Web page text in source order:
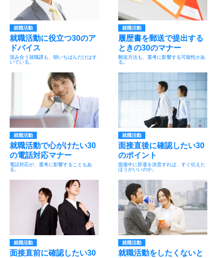
就職活動
就職活動に役立つ30のア
ドバイス
混み合う就職課も、朝いちばんだけはす
いている。
就職活動
履歴書を郵送で提出する
ときの30のマナー
郵送方法も、選考に影響する可能性があ
る。
就職活動
就職活動で心がけたい30
の電話対応マナー
電話対応が、選考に影響することもあ
る。
就職活動
面接直後に確認したい30
のポイント
面接中に辞退を決意すれば、すぐ伝えた
ほうがいいのか。
就職活動
面接直前に確認したい30
就職活動
就職活動をしたくないと